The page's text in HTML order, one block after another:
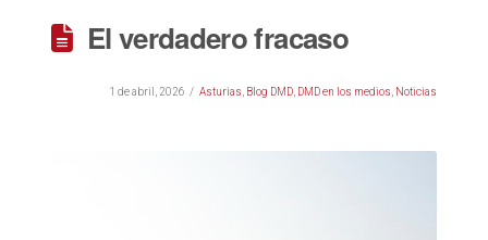
El verdadero fracaso
1 de abril, 2026 Asturias Blog DMD, DMD en los medios Noticias